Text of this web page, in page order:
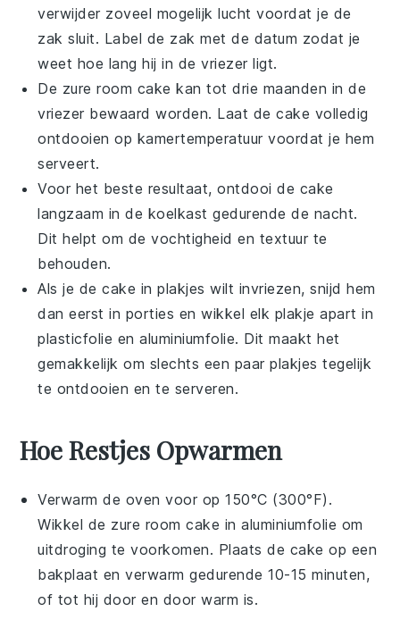
verwijder zoveel mogelijk lucht voordat je de
zak sluit. Label de zak met de datum zodat je
weet hoe lang hij in de vriezer ligt.
De zure room cake kan tot drie maanden in de
vriezer bewaard worden. Laat de cake volledig
ontdooien op kamertemperatuur voordat je hem
serveert.
Voor het beste resultaat, ontdooi de cake
langzaam in de koelkast gedurende de nacht.
Dit helpt om de vochtigheid en textuur te
behouden.
Als je de cake in plakjes wilt invriezen, snijd hem
dan eerst in porties en wikkel elk plakje apart in
plasticfolie en aluminiumfolie. Dit maakt het
gemakkelijk om slechts een paar plakjes tegelijk
te ontdooien en te serveren.
Hoe Restjes Opwarmen
Verwarm de oven voor op 150°C (300°F).
Wikkel de zure room cake in aluminiumfolie om
uitdroging te voorkomen. Plaats de cake op een
bakplaat en verwarm gedurende 10-15 minuten,
of tot hij door en door warm is.